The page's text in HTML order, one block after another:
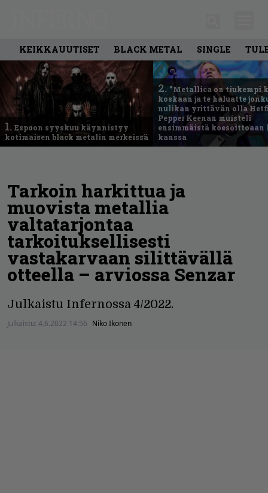
KEIKKAUUTISET BLACK METAL SINGLE
1. Espoon syyskuu käynnistyy
kotimaisen black metalin merkeissä
2. ”Metallica on tiukempi
koskaan ja te haluatte
nulikan yrittävän olla
Pepper Keenan muisteli
ensimmäistä
kanssa
Tarkoin harkittua ja
muovista metallia
valtatarjontaa
tarkoituksellisesti
vastakarvaan silittävällä
otteella – arviossa Senzar
Julkaistu Infernossa 4/2022.
Julkaistu: 4.6.2022 14:56 Niko Ikonen